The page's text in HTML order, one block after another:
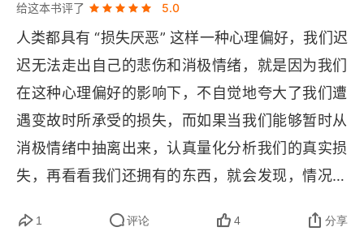
活下去。大概就是我的总结吧，哎，看完更悲伤
了。
给这本书评了
5.0
人类都具有 “损失厌恶” 这样一种心理偏好，我们迟
迟无法走出自己的悲伤和消极情绪，就是因为我们
在这种心理偏好的影响下，不自觉地夸大了我们遭
遇变故时所承受的损失，而如果当我们能够暂时从
消极情绪中抽离出来，认真量化分析我们的真实损
失，再看看我们还拥有的东西，就会发现，情况远
们自己制造出的恐惧本身。
1 评论 4 分享